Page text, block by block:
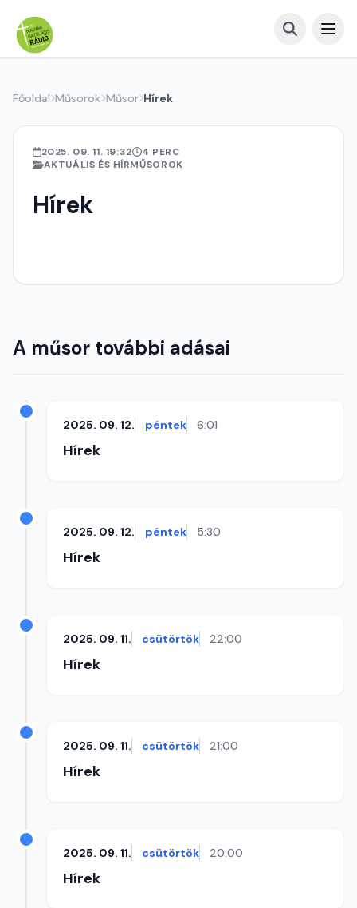
Főoldal Műsorok Műsor Hírek
2025. 09. 11. 19:32
4 PERC
AKTUÁLIS ÉS HÍRMŰSOROK
Hírek
A műsor további adásai
2025. 09. 12. péntek 6:01
Hírek
2025. 09. 12. péntek 5:30
Hírek
2025. 09. 11. csütörtök 22:00
Hírek
2025. 09. 11. csütörtök 21:00
Hírek
2025. 09. 11. csütörtök 20:00
Hírek